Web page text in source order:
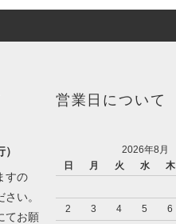
すの
い。
てお願
営業日について
2026年8月
日
月 火 水 木
2
3 4 5 6